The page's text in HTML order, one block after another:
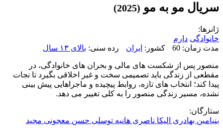
سریال مو به مو (2025)
ژانرها:
خانوادگی دارم
مدت زمان: 60
کشور: ایران رده سنی: بالای ۱۳ سال
منصور پس از شکست های مالی و بحران های خانوادگی، در
مقطعی از زندگی باید تصمیمی سخت و غیر اخلاقی بگیرد تا نجات
پیدا کند؛ انتخاب های تازه، روابط پیچیده و ماجراهایی پیش بینی
نشده، مسیر زندگی منصور را به کلی تغییر می دهد.
ستارگان:
بنیامین بهادری الیکا ناصری هانیه توسلی حسن معجونی مجید